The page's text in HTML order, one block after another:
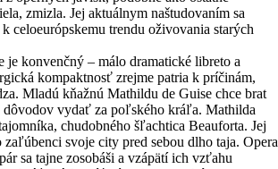
zmizla. Jej aktuálnym naštudovaním sa
celoeurópskemu trendu oživovania starých
je konvenčný – málo dramatické libreto a
kompaktnosť zrejme patria k príčinám,
Mladú kňažnú Mathildu de Guise chce brat
vydať za poľského kráľa. Mathilda
chudobného šľachtica Beauforta. Jej
zaľúbenci svoje city pred sebou dlho taja. Opera
sa tajne zosobáši a vzápätí ich vzťahu